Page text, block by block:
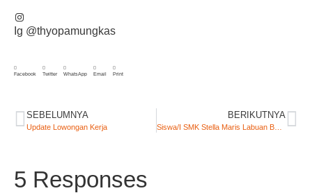
Ig @thyopamungkas
Facebook Twitter WhatsApp Email Print
SEBELUMNYA
Update Lowongan Kerja
BERIKUTNYA
Siswa/I SMK Stella Maris Labuan Bajo Sedang Mengkikuti Kegitan BST Klm dan SKK 60 Mil, Yang di Selengarakan Oleh Dirjen Perhunbgan Dan Kelautan RI di Labuan Bajo
5 Responses